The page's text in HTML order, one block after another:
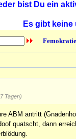
bist Du ein
Es gibt
Tagen)
ABM antritt
quatscht, dann